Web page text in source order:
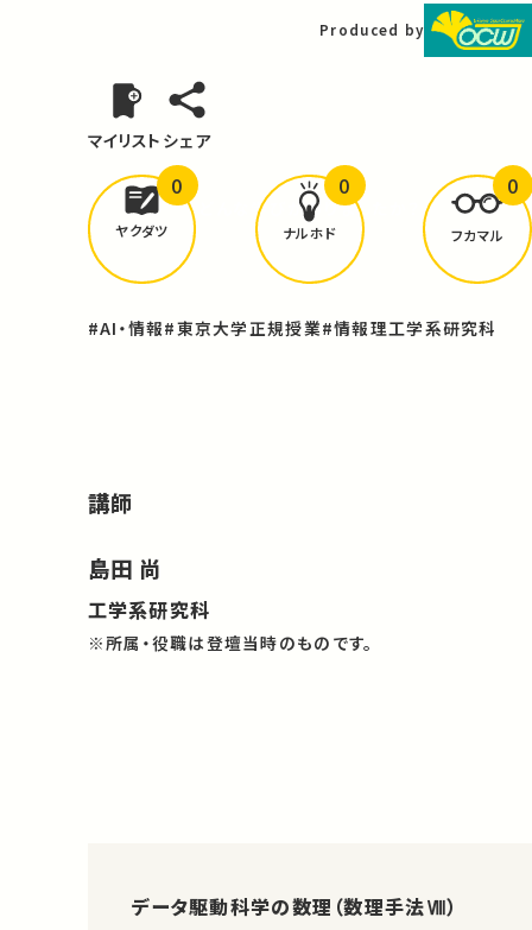
Produced by
マイリスト シェア
どんな学びがありましたか？
ヤクダツ
0
ナルホド
0
フカマル
0
#AI・情報#東京大学正規授業#情報理工学系研究科
講師
島田 尚
工学系研究科
※所属・役職は登壇当時のものです。
データ駆動科学の数理（数理手法Ⅷ）